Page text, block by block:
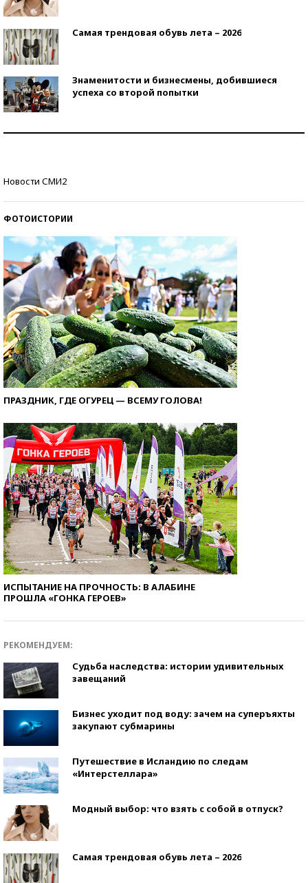
Самая трендовая обувь лета – 2026
Знаменитости и бизнесмены, добившиеся
успеха со второй попытки
Новости СМИ2
ФОТОИСТОРИИ
ПРАЗДНИК, ГДЕ ОГУРЕЦ — ВСЕМУ ГОЛОВА!
ИСПЫТАНИЕ НА ПРОЧНОСТЬ: В АЛАБИНЕ
ПРОШЛА «ГОНКА ГЕРОЕВ»
РЕКОМЕНДУЕМ:
Судьба наследства: истории удивительных
завещаний
Бизнес уходит под воду: зачем на суперъяхты
закупают субмарины
Путешествие в Исландию по следам
«Интерстеллара»
Модный выбор: что взять с собой в отпуск?
Самая трендовая обувь лета – 2026